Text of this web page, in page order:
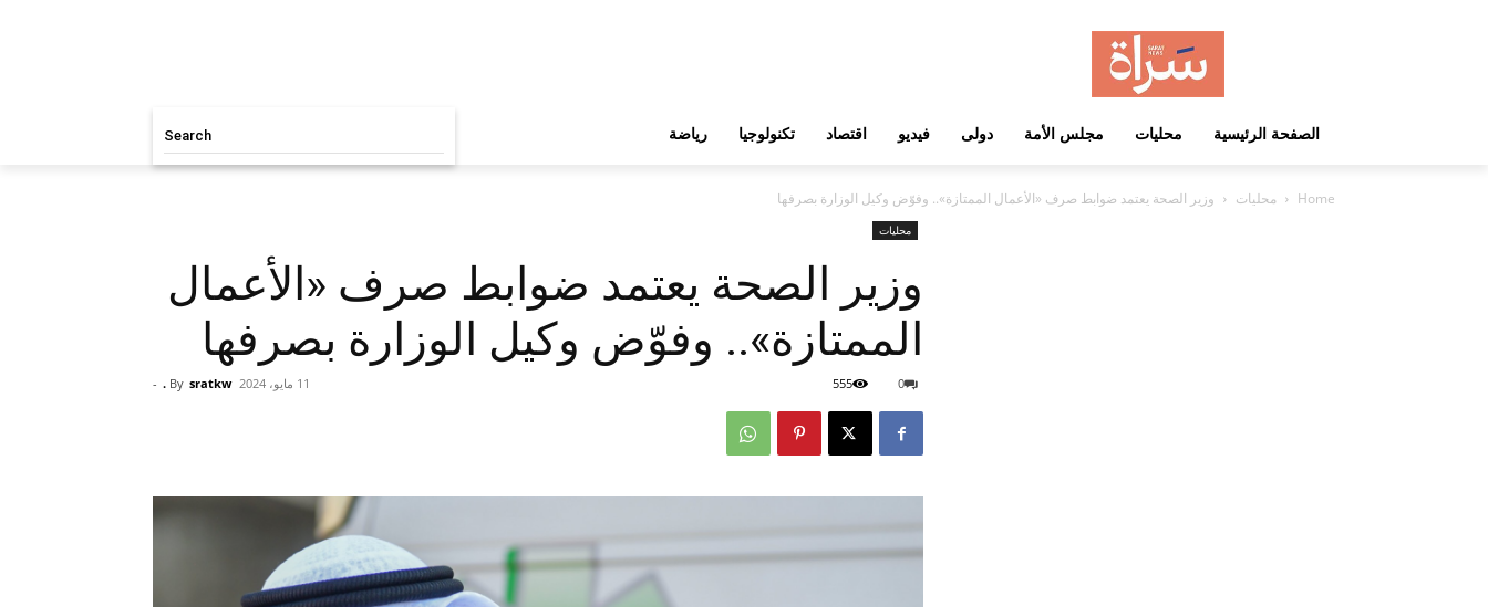
الصفحة الرئيسية محليات مجلس الأمة دولى فيديو اقتصاد تكنولوجيا رياضة Search
Home محليات وزير الصحة يعتمد ضوابط صرف «الأعمال الممتازة».. وفوّض وكيل الوزارة بصرفها
محليات
وزير الصحة يعتمد ضوابط صرف «الأعمال
الممتازة».. وفوّض وكيل الوزارة بصرفها
By sratkw .
- 11 مايو، 2024 0
555